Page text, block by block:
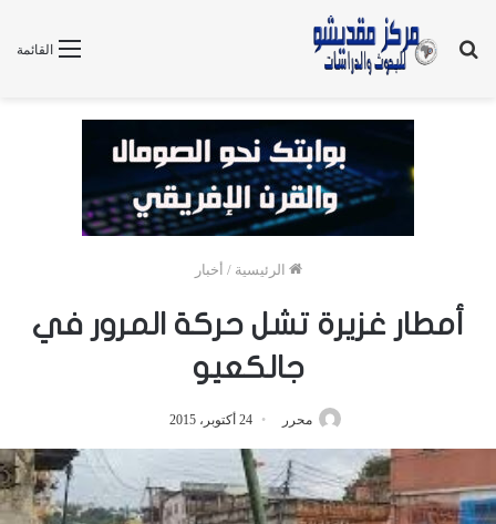
القائمة
بحث
الرئيسية / أخبار
أمطار غزيرة تشل حركة المرور في
جالكعيو
محرر 24 أكتوبر، 2015